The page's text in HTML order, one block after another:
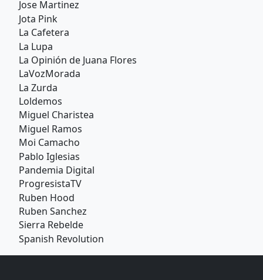
Jose Martinez
Jota Pink
La Cafetera
La Lupa
La Opinión de Juana Flores
LaVozMorada
La Zurda
Loldemos
Miguel Charistea
Miguel Ramos
Moi Camacho
Pablo Iglesias
Pandemia Digital
ProgresistaTV
Ruben Hood
Ruben Sanchez
Sierra Rebelde
Spanish Revolution